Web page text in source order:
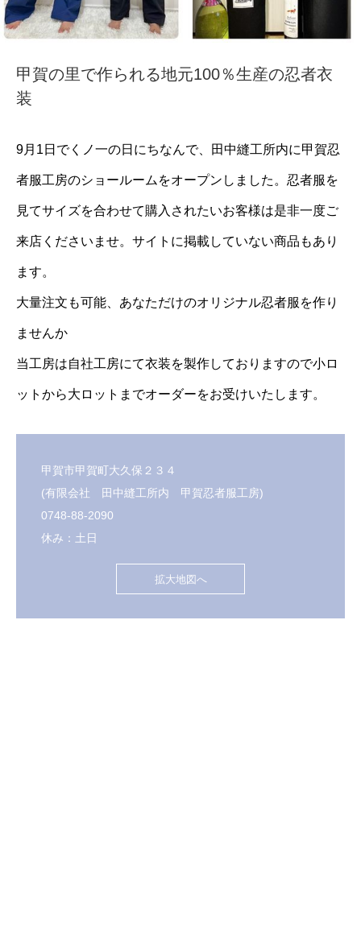
甲賀の里で作られる地元100％生産の忍者衣
装
9月1日でくノ一の日にちなんで、田中縫工所内に甲賀忍
者服工房のショールームをオープンしました。忍者服を
見てサイズを合わせて購入されたいお客様は是非一度ご
来店くださいませ。サイトに掲載していない商品もあり
ます。
大量注文も可能、あなただけのオリジナル忍者服を作り
ませんか
当工房は自社工房にて衣装を製作しておりますので小ロ
ットから大ロットまでオーダーをお受けいたします。
甲賀市甲賀町大久保２３４
(有限会社 田中縫工所内 甲賀忍者服工房)
0748-88-2090
休み：土日
拡大地図へ